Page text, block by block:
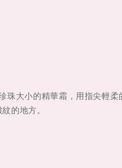
珠大小的精華霜，用指尖輕柔
的地方。